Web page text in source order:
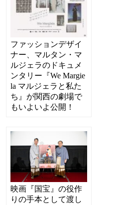
ファッションデザイ
ナー、マルタン・マ
ルジェラのドキュメ
ンタリー『We Margie
la マルジェラと私た
ち』が関西の劇場で
もいよいよ公開！
映画『国宝』の役作
りの手本として渡し